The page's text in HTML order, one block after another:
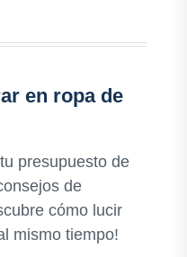
en ropa de
presupuesto de
de
cómo lucir
mismo tiempo!